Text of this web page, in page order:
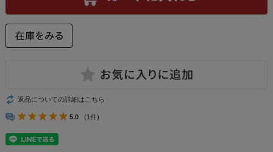
返品についての詳細はこちら
5.0 (1件)